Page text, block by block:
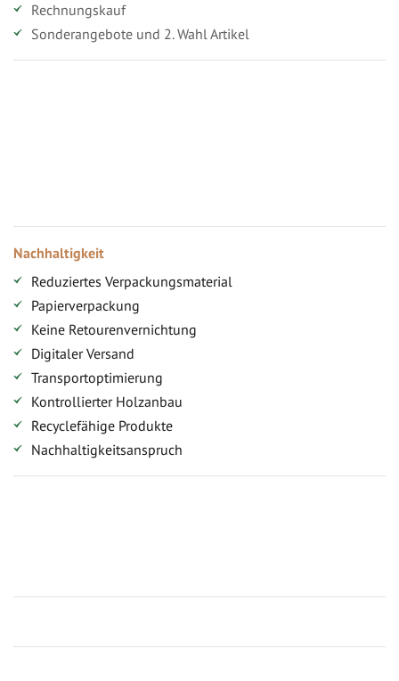
Rechnungskauf
Sonderangebote und 2. Wahl Artikel
Nachhaltigkeit
Reduziertes Verpackungsmaterial
Papierverpackung
Keine Retourenvernichtung
Digitaler Versand
Transportoptimierung
Kontrollierter Holzanbau
Recyclefähige Produkte
Nachhaltigkeitsanspruch